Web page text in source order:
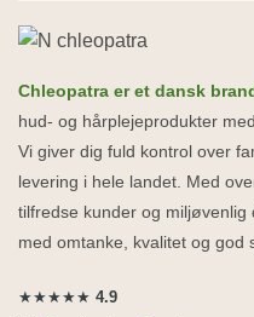
Chleopatra er et dansk
hud- og hårplejeprodukter
Vi giver dig fuld kontrol over
levering i hele landet. Med
tilfredse kunder og
med omtanke, kvalitet og god
★★★★★ 4.9